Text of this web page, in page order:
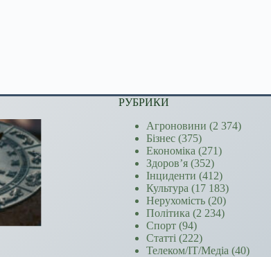
РУБРИКИ
Агроновини (2 374)
Бізнес (375)
Економіка (271)
Здоров’я (352)
Інциденти (412)
Культура (17 183)
Нерухомість (20)
Політика (2 234)
Спорт (94)
Статті (222)
Телеком/ІТ/Медіа (40)